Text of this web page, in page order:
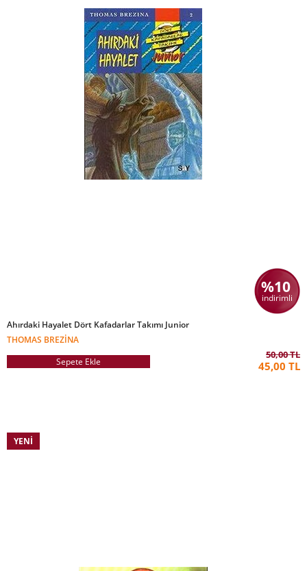
%10
indirimli
Ahırdaki Hayalet Dört Kafadarlar Takımı Junior
THOMAS BREZINA
Sepete Ekle
50,00 TL
45,00 TL
YENI